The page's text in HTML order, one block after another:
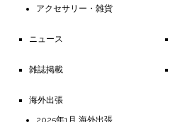
アクセサリー・雑貨
ニュース
雑誌掲載
海外出張
2025年1月 海外出張